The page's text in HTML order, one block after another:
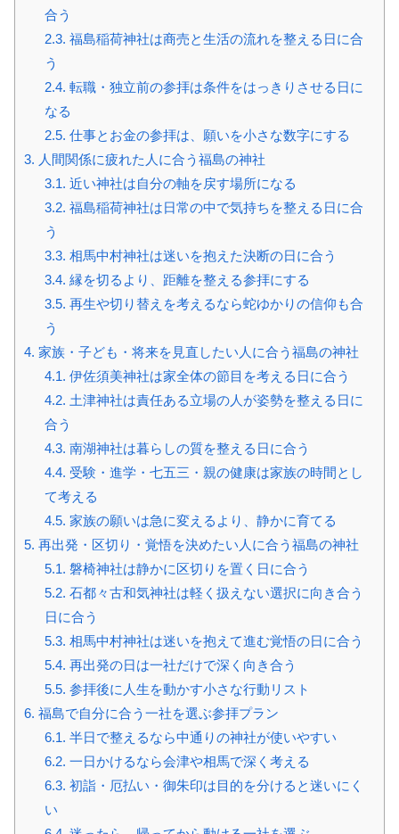
合う
2.3. 福島稲荷神社は商売と生活の流れを整える日に合
う
2.4. 転職・独立前の参拝は条件をはっきりさせる日に
なる
2.5. 仕事とお金の参拝は、願いを小さな数字にする
3. 人間関係に疲れた人に合う福島の神社
3.1. 近い神社は自分の軸を戻す場所になる
3.2. 福島稲荷神社は日常の中で気持ちを整える日に合
う
3.3. 相馬中村神社は迷いを抱えた決断の日に合う
3.4. 縁を切るより、距離を整える参拝にする
3.5. 再生や切り替えを考えるなら蛇ゆかりの信仰も合
う
4. 家族・子ども・将来を見直したい人に合う福島の神社
4.1. 伊佐須美神社は家全体の節目を考える日に合う
4.2. 土津神社は責任ある立場の人が姿勢を整える日に
合う
4.3. 南湖神社は暮らしの質を整える日に合う
4.4. 受験・進学・七五三・親の健康は家族の時間とし
て考える
4.5. 家族の願いは急に変えるより、静かに育てる
5. 再出発・区切り・覚悟を決めたい人に合う福島の神社
5.1. 磐椅神社は静かに区切りを置く日に合う
5.2. 石都々古和気神社は軽く扱えない選択に向き合う
日に合う
5.3. 相馬中村神社は迷いを抱えて進む覚悟の日に合う
5.4. 再出発の日は一社だけで深く向き合う
5.5. 参拝後に人生を動かす小さな行動リスト
6. 福島で自分に合う一社を選ぶ参拝プラン
6.1. 半日で整えるなら中通りの神社が使いやすい
6.2. 一日かけるなら会津や相馬で深く考える
6.3. 初詣・厄払い・御朱印は目的を分けると迷いにく
い